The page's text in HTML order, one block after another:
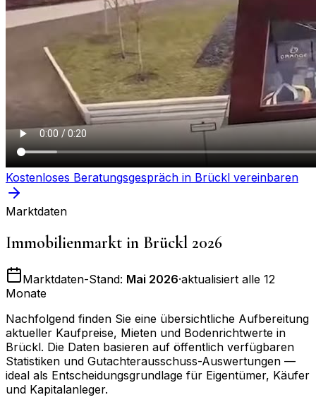
Kostenloses Beratungsgespräch in Brückl vereinbaren
Marktdaten
Immobilienmarkt in Brückl 2026
Marktdaten-Stand: Mai 2026·aktualisiert alle 12
Monate
Nachfolgend finden Sie eine übersichtliche Aufbereitung
aktueller Kaufpreise, Mieten und Bodenrichtwerte in
Brückl. Die Daten basieren auf öffentlich verfügbaren
Statistiken und Gutachterausschuss-Auswertungen —
ideal als Entscheidungsgrundlage für Eigentümer, Käufer
und Kapitalanleger.